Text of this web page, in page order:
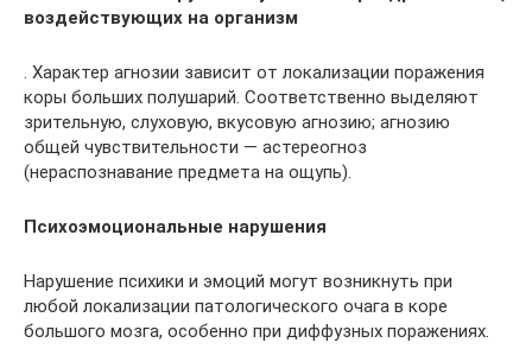
воздействующих на организм
. Характер агнозии зависит от локализации поражения
коры больших полушарий. Соответственно выделяют
зрительную, слуховую, вкусовую агнозию; агнозию
общей чувствительности — астереогноз
(нераспознавание предмета на ощупь).
Психоэмоциональные нарушения
Нарушение психики и эмоций могут возникнуть при
любой локализации патологического очага в коре
большого мозга, особенно при диффузных поражениях.